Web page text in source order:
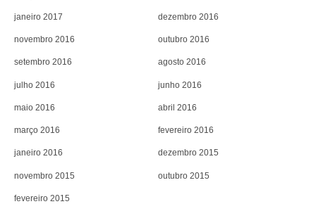
janeiro 2017 dezembro 2016
novembro 2016 outubro 2016
setembro 2016 agosto 2016
julho 2016 junho 2016
maio 2016 abril 2016
março 2016 fevereiro 2016
janeiro 2016 dezembro 2015
novembro 2015 outubro 2015
fevereiro 2015